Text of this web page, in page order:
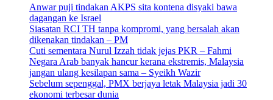
Anwar puji tindakan AKPS sita kontena disyaki bawa
dagangan ke Israel
Siasatan RCI TH tanpa kompromi, yang bersalah akan
dikenakan tindakan – PM
Cuti sementara Nurul Izzah tidak jejas PKR – Fahmi
Negara Arab banyak hancur kerana ekstremis, Malaysia
jangan ulang kesilapan sama – Syeikh Wazir
Sebelum sepenggal, PMX berjaya letak Malaysia jadi 30
ekonomi terbesar dunia